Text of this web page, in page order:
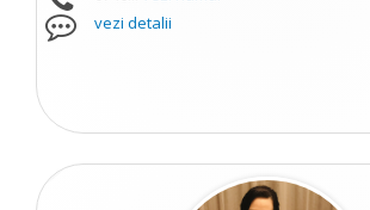
vezi detalii